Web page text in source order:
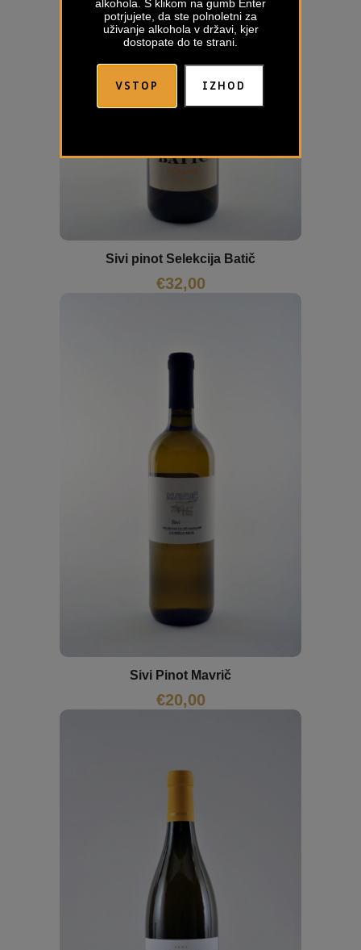
alkohola. S klikom na gumb Enter
potrjujete, da ste polnoletni za
uživanje alkohola v državi, kjer
dostopate do te strani.
VSTOP IZHOD
Sivi pinot Selekcija Batič
€32,00
Sivi Pinot Mavrič
€20,00